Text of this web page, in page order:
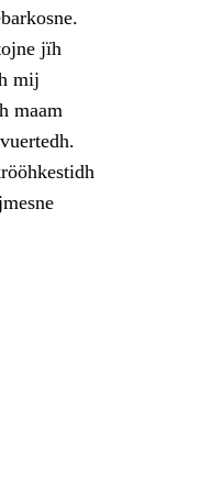
jïh
mij
maam